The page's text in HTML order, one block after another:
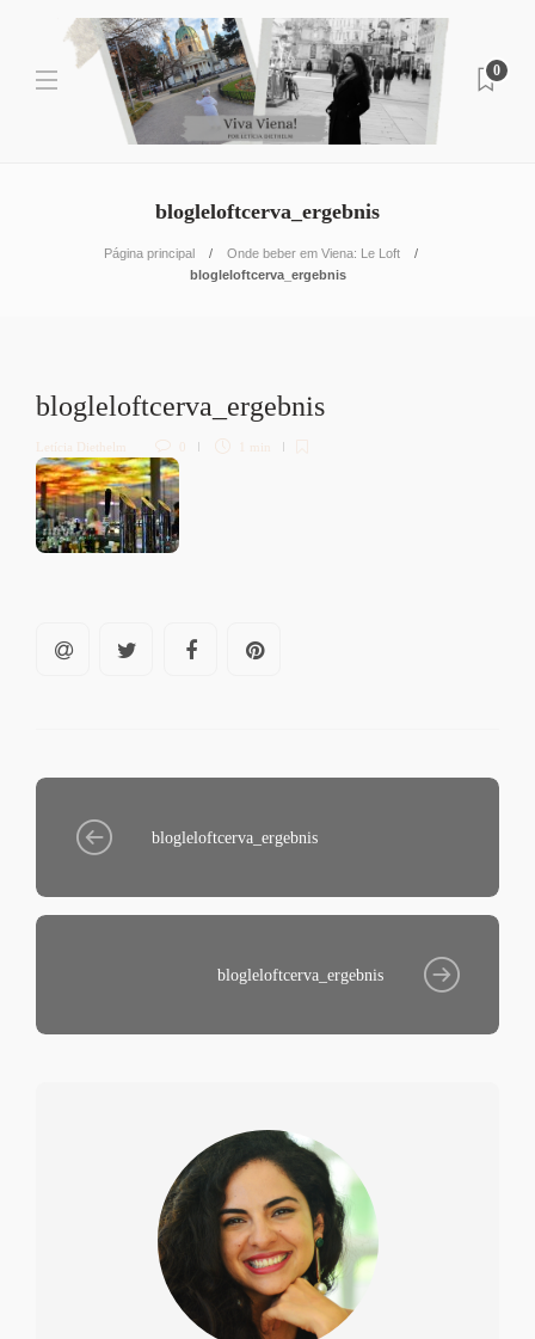
0
blogleloftcerva_ergebnis
Página principal
Onde beber em Viena: Le Loft
blogleloftcerva_ergebnis
blogleloftcerva_ergebnis
Letícia Diethelm 0 1 min
blogleloftcerva_ergebnis
blogleloftcerva_ergebnis